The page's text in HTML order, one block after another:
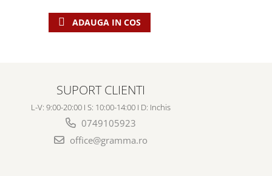
ADAUGA IN COS
SUPORT CLIENTI
L-V: 9:00-20:00 I S: 10:00-14:00 I D: Inchis
0749105923
office@gramma.ro